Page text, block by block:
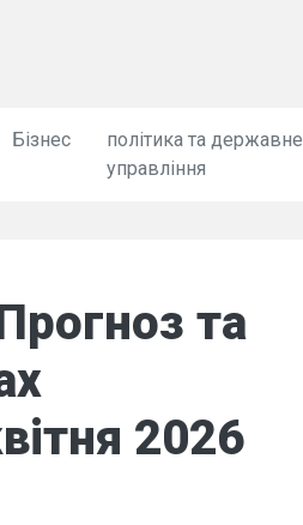
Бізнес
політика та державне
управління
та
2026